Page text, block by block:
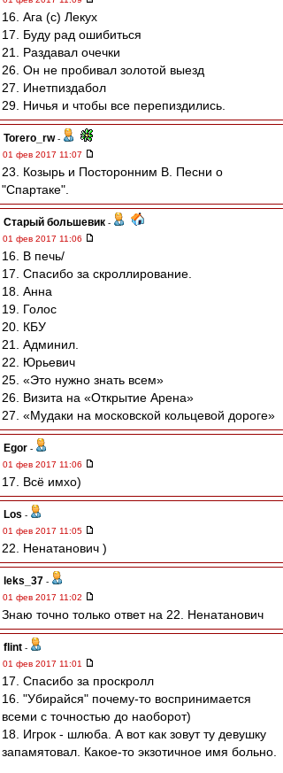
16. Ага (с) Лекух
17. Буду рад ошибиться
21. Раздавал очечки
26. Он не пробивал золотой выезд
27. Инетпиздабол
29. Ничья и чтобы все перепиздились.
Torero_rw-
01 фев 2017 11:07
23. Козырь и Посторонним В. Песни о
"Спартаке".
Старый большевик -
01 фев 2017 11:06
16. В печь/
17. Спасибо за скроллирование.
18. Анна
19. Голос
20. КБУ
21. Админил.
22. Юрьевич
25. «Это нужно знать всем»
26. Визита на «Открытие Арена»
27. «Мудаки на московской кольцевой дороге»
Egor -
01 фев 2017 11:06
17. Всё имхо)
Los -
01 фев 2017 11:05
22. Ненатанович )
leks_37 -
01 фев 2017 11:02
Знаю точно только ответ на 22. Ненатанович
flint -
01 фев 2017 11:01
17. Спасибо за проскролл
16. "Убирайся" почему-то воспринимается
всеми с точностью до наоборот)
18. Игрок - шлюба. А вот как зовут ту девушку
запамятовал. Какое-то экзотичное имя больно.